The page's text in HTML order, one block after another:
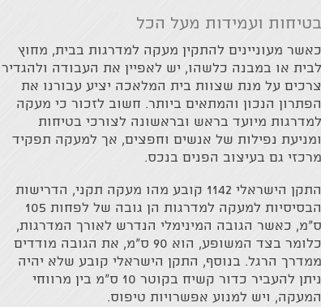
בטיחות ועמידות מעל הכל
כאשר מעוניינים להתקין מעקה למדרגות בבית, מחוץ
לבית או במבנה כלשהו, יש לאפיין את העבודה ולהגדיר
צרכים על מנת שצוות בית המלאכה יציע עבורנו את
הפתרון הנכון והמתאים ביותר. חשוב לזכור כי מעקה
למדרגות מיועד בראש ובראשונה לצורכי בטיחות
ומניעת נפילות של אנשים וחפצים, אך למעקה תפקיד
מרכזי גם בעיצוב הפנים בנכס.
התקן הישראלי 1142 קובע מהו מעקה תקני, הדרישות
הבסיסיות למעקה למדרגות הן גובה של לפחות 105
ס"מ, כאשר הגובה המינימלי הנדרש לאורך המדרגות,
כלומר בצד המשופע, הוא 90 ס"מ, את הגובה מודדים
ממדרך הרגל. בנוסף, התקן הישראלי קובע שלא יהיה
ניתן להעביר כדור קשיח בקוטר 10 ס"מ בין מרווחי
המעקה, ויש למנוע אפשרויות טיפוס.